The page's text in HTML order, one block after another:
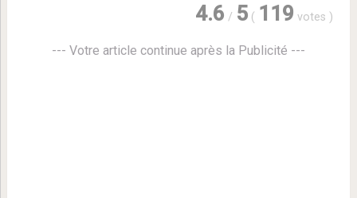
4.6 / 5 ( 119 votes )
--- Votre article continue après la Publicité ---